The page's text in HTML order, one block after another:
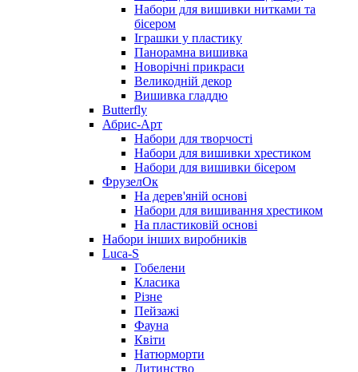
Набори для вишивки нитками та
бісером
Іграшки у пластику
Панорамна вишивка
Новорічні прикраси
Великодній декор
Вишивка гладдю
Butterfly
Абрис-Арт
Набори для творчості
Набори для вишивки хрестиком
Набори для вишивки бісером
ФрузелОк
На дерев'яній основі
Набори для вишивання хрестиком
На пластиковій основі
Набори інших виробників
Luca-S
Гобелени
Класика
Різне
Пейзажі
Фауна
Квіти
Натюрморти
Дитинство